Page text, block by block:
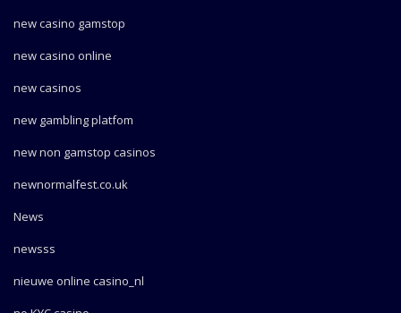
new casino gamstop
new casino online
new casinos
new gambling platfom
new non gamstop casinos
newnormalfest.co.uk
News
newsss
nieuwe online casino_nl